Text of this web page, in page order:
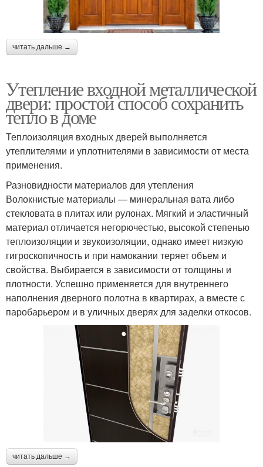
читать дальше →
Утепление входной металлической
двери: простой способ сохранить
тепло в доме
Теплоизоляция входных дверей выполняется
утеплителями и уплотнителями в зависимости от места
применения.
Разновидности материалов для утепления
Волокнистые материалы — минеральная вата либо
стекловата в плитах или рулонах. Мягкий и эластичный
материал отличается негорючестью, высокой степенью
теплоизоляции и звукоизоляции, однако имеет низкую
гигроскопичность и при намокании теряет объем и
свойства. Выбирается в зависимости от толщины и
плотности. Успешно применяется для внутреннего
наполнения дверного полотна в квартирах, а вместе с
паробарьером и в уличных дверях для заделки откосов.
читать дальше →